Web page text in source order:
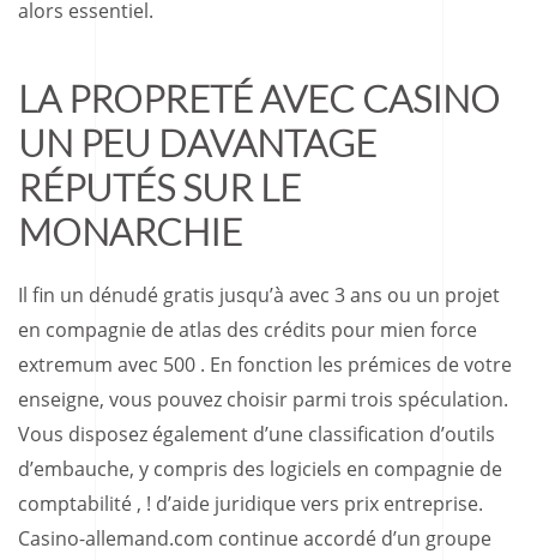
alors essentiel.
LA PROPRETÉ AVEC CASINO
UN PEU DAVANTAGE
RÉPUTÉS SUR LE
MONARCHIE
Il fin un dénudé gratis jusqu’à avec 3 ans ou un projet
en compagnie de atlas des crédits pour mien force
extremum avec 500 . En fonction les prémices de votre
enseigne, vous pouvez choisir parmi trois spéculation.
Vous disposez également d’une classification d’outils
d’embauche, y compris des logiciels en compagnie de
comptabilité , ! d’aide juridique vers prix entreprise.
Casino-allemand.com continue accordé d’un groupe